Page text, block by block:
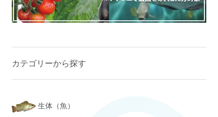
カテゴリーから探す
生体（魚）